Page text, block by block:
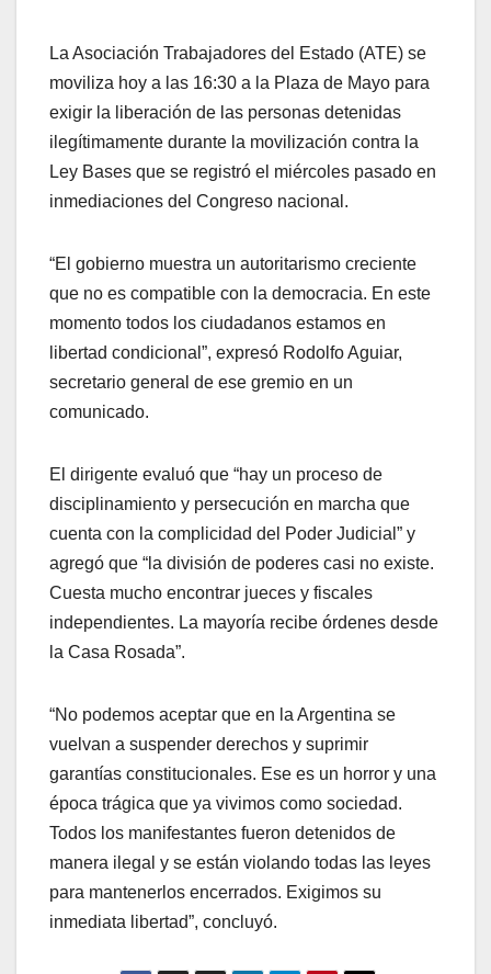
La Asociación Trabajadores del Estado (ATE) se
moviliza hoy a las 16:30 a la Plaza de Mayo para
exigir la liberación de las personas detenidas
ilegítimamente durante la movilización contra la
Ley Bases que se registró el miércoles pasado en
inmediaciones del Congreso nacional.
“El gobierno muestra un autoritarismo creciente
que no es compatible con la democracia. En este
momento todos los ciudadanos estamos en
libertad condicional”, expresó Rodolfo Aguiar,
secretario general de ese gremio en un
comunicado.
El dirigente evaluó que “hay un proceso de
disciplinamiento y persecución en marcha que
cuenta con la complicidad del Poder Judicial” y
agregó que “la división de poderes casi no existe.
Cuesta mucho encontrar jueces y fiscales
independientes. La mayoría recibe órdenes desde
la Casa Rosada”.
“No podemos aceptar que en la Argentina se
vuelvan a suspender derechos y suprimir
garantías constitucionales. Ese es un horror y una
época trágica que ya vivimos como sociedad.
Todos los manifestantes fueron detenidos de
manera ilegal y se están violando todas las leyes
para mantenerlos encerrados. Exigimos su
inmediata libertad”, concluyó.